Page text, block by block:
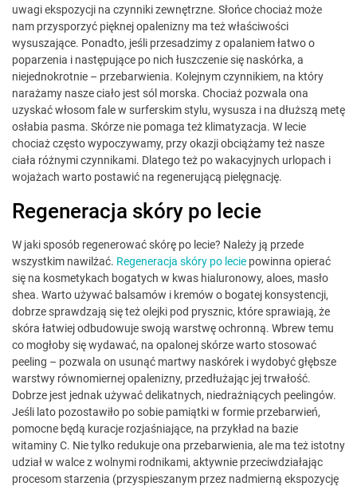
uwagi ekspozycji na czynniki zewnętrzne. Słońce chociaż może
nam przysporzyć pięknej opalenizny ma też właściwości
wysuszające. Ponadto, jeśli przesadzimy z opalaniem łatwo o
poparzenia i następujące po nich łuszczenie się naskórka, a
niejednokrotnie – przebarwienia. Kolejnym czynnikiem, na który
narażamy nasze ciało jest sól morska. Chociaż pozwala ona
uzyskać włosom fale w surferskim stylu, wysusza i na dłuższą metę
osłabia pasma. Skórze nie pomaga też klimatyzacja. W lecie
chociaż często wypoczywamy, przy okazji obciążamy też nasze
ciała różnymi czynnikami. Dlatego też po wakacyjnych urlopach i
wojażach warto postawić na regenerującą pielęgnację.
Regeneracja skóry po lecie
W jaki sposób regenerować skórę po lecie? Należy ją przede
wszystkim nawilżać. Regeneracja skóry po lecie powinna opierać
się na kosmetykach bogatych w kwas hialuronowy, aloes, masło
shea. Warto używać balsamów i kremów o bogatej konsystencji,
dobrze sprawdzają się też olejki pod prysznic, które sprawiają, że
skóra łatwiej odbudowuje swoją warstwę ochronną. Wbrew temu
co mogłoby się wydawać, na opalonej skórze warto stosować
peeling – pozwala on usunąć martwy naskórek i wydobyć głębsze
warstwy równomiernej opalenizny, przedłużając jej trwałość.
Dobrze jest jednak używać delikatnych, niedrażniących peelingów.
Jeśli lato pozostawiło po sobie pamiątki w formie przebarwień,
pomocne będą kuracje rozjaśniające, na przykład na bazie
witaminy C. Nie tylko redukuje ona przebarwienia, ale ma też istotny
udział w walce z wolnymi rodnikami, aktywnie przeciwdziałając
procesom starzenia (przyspieszanym przez nadmierną ekspozycję